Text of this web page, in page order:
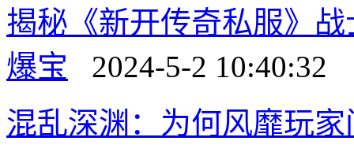
揭秘《新开传奇私服》
爆宝 2024-5-2 10:40:32
混乱深渊：为何风靡玩家